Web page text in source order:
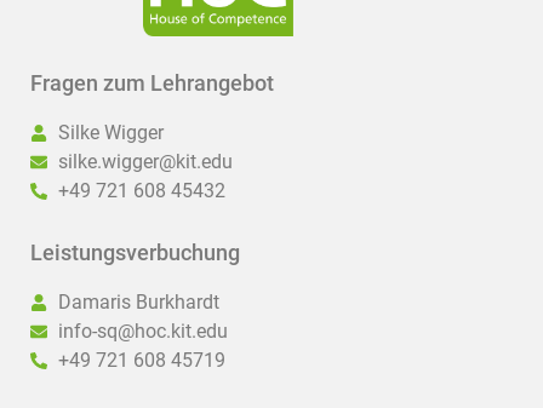
Fragen zum Lehrangebot
Silke Wigger
silke.wigger@kit.edu
+49 721 608 45432
Leistungsverbuchung
Damaris Burkhardt
info-sq@hoc.kit.edu
+49 721 608 45719